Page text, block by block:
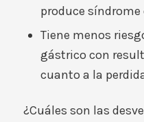
produce
Tiene menos
gástrico con
cuanto a la
¿Cuáles son las